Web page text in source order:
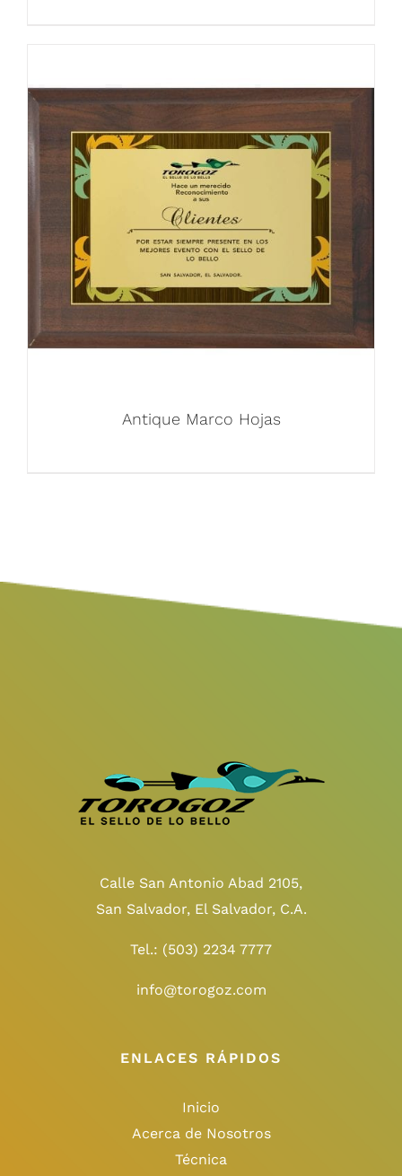
Antique Marco Hojas
Calle San Antonio Abad 2105,
San Salvador, El Salvador, C.A.
Tel.: (503) 2234 7777
info@torogoz.com
ENLACES RÁPIDOS
Inicio
Acerca de Nosotros
Técnica